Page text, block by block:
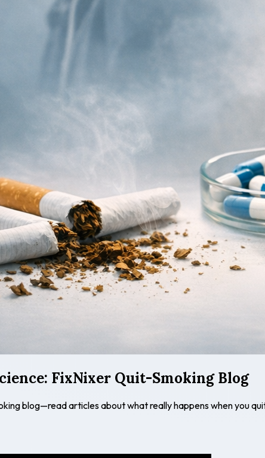
FixNixer Quit-Smoking Blog
blog—read articles about what really happens when you